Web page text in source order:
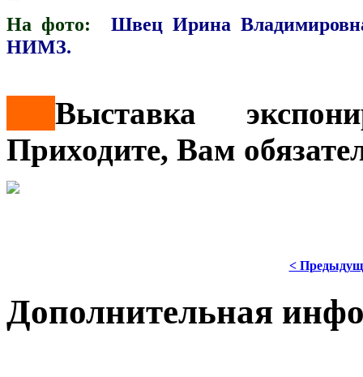
На фото:
Швец Ирина
НИМЗ.
Выставка
Приходите, Вам
<
Дополнительная